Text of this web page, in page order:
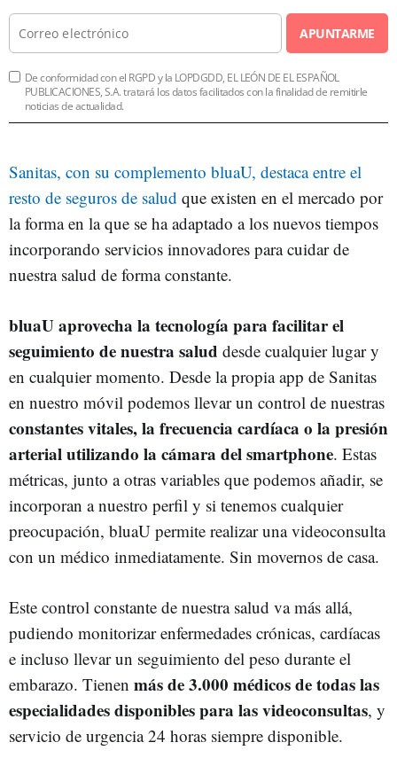
APUNTARME
De conformidad con el RGPD y la LOPDGDD, EL LEÓN DE EL ESPAÑOL
PUBLICACIONES, S.A. tratará los datos facilitados con la finalidad de remitirle
noticias de actualidad.
Sanitas, con su complemento bluaU, destaca entre el
resto de seguros de salud que existen en el mercado por
la forma en la que se ha adaptado a los nuevos tiempos
incorporando servicios innovadores para cuidar de
nuestra salud de forma constante.
bluaU aprovecha la tecnología para facilitar el
seguimiento de nuestra salud desde cualquier lugar y
en cualquier momento. Desde la propia app de Sanitas
en nuestro móvil podemos llevar un control de nuestras
constantes vitales, la frecuencia cardíaca o la presión
arterial utilizando la cámara del smartphone. Estas
métricas, junto a otras variables que podemos añadir, se
incorporan a nuestro perfil y si tenemos cualquier
preocupación, bluaU permite realizar una videoconsulta
con un médico inmediatamente. Sin movernos de casa.
Este control constante de nuestra salud va más allá,
pudiendo monitorizar enfermedades crónicas, cardíacas
e incluso llevar un seguimiento del peso durante el
embarazo. Tienen más de 3.000 médicos de todas las
especialidades disponibles para las videoconsultas, y
servicio de urgencia 24 horas siempre disponible.